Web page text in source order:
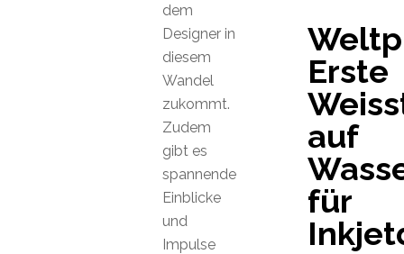
Erste
auf
für
dem
Designer in
diesem
Wandel
zukommt.
Zudem
gibt es
spannende
Einblicke
und
Impulse